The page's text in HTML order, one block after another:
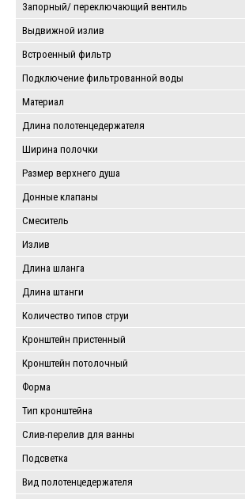
Запорный/ переключающий вентиль
Выдвижной излив
Встроенный фильтр
Подключение фильтрованной воды
Материал
Длина полотенцедержателя
Ширина полочки
Размер верхнего душа
Донные клапаны
Смеситель
Излив
Длина шланга
Длина штанги
Количество типов струи
Кронштейн пристенный
Кронштейн потолочный
Форма
Тип кронштейна
Слив-перелив для ванны
Подсветка
Вид полотенцедержателя